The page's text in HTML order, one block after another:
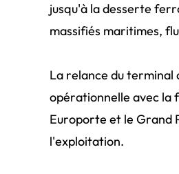
jusqu'à la desserte
massifiés maritimes,
La relance du terminal
opérationnelle avec la
Europorte et le Grand
l'exploitation.